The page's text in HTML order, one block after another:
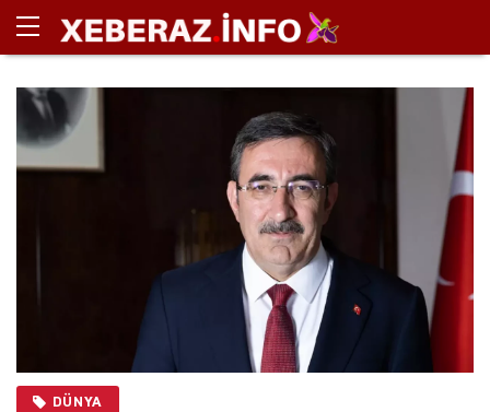
DÜNYA